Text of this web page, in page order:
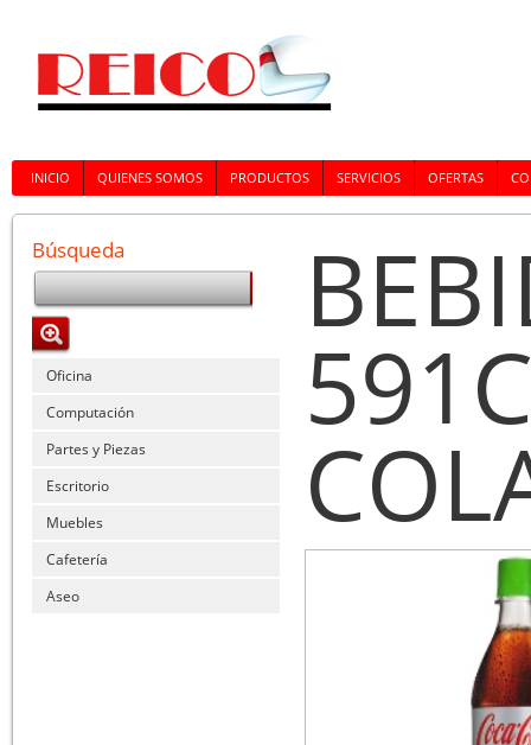
INICIO QUIENES SOMOS PRODUCTOS SERVICIOS OFERTAS
Búsqueda
Oficina
Computación
Partes y Piezas
Escritorio
Muebles
Cafetería
Aseo